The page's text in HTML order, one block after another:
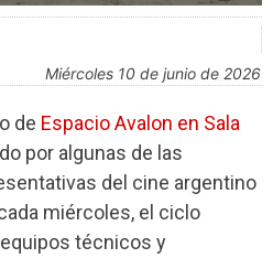
miércoles 10 de junio de 2026
de Espacio Avalon en Sala
por algunas de las
del cine argentino
miércoles, el ciclo
técnicos y